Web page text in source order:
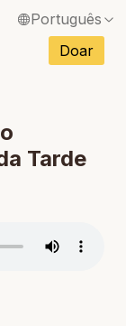
Português
/ Francês
/ Espanhol
/ Alemão
Doar
Tarde